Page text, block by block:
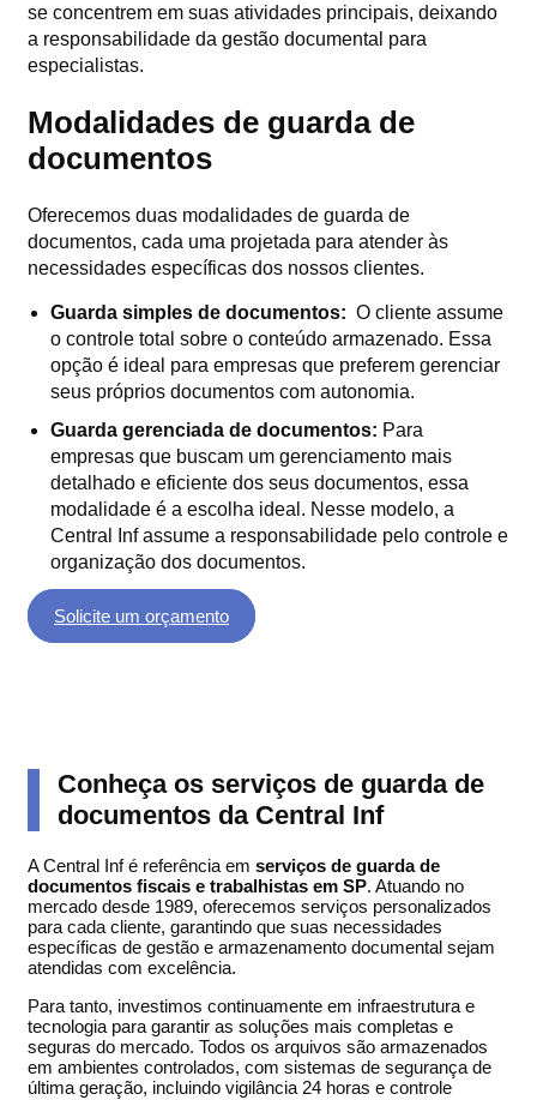
se concentrem em suas atividades principais, deixando
a responsabilidade da gestão documental para
especialistas.
Modalidades de guarda de
documentos
Oferecemos duas modalidades de guarda de
documentos, cada uma projetada para atender às
necessidades específicas dos nossos clientes.
Guarda simples de documentos: O cliente assume
o controle total sobre o conteúdo armazenado. Essa
opção é ideal para empresas que preferem gerenciar
seus próprios documentos com autonomia.
Guarda gerenciada de documentos: Para
empresas que buscam um gerenciamento mais
detalhado e eficiente dos seus documentos, essa
modalidade é a escolha ideal. Nesse modelo, a
Central Inf assume a responsabilidade pelo controle e
organização dos documentos.
Solicite um orçamento
Conheça os serviços de guarda de
documentos da Central Inf
A Central Inf é referência em serviços de guarda de
documentos fiscais e trabalhistas em SP. Atuando no
mercado desde 1989, oferecemos serviços personalizados
para cada cliente, garantindo que suas necessidades
específicas de gestão e armazenamento documental sejam
atendidas com excelência.
Para tanto, investimos continuamente em infraestrutura e
tecnologia para garantir as soluções mais completas e
seguras do mercado. Todos os arquivos são armazenados
em ambientes controlados, com sistemas de segurança de
última geração, incluindo vigilância 24 horas e controle